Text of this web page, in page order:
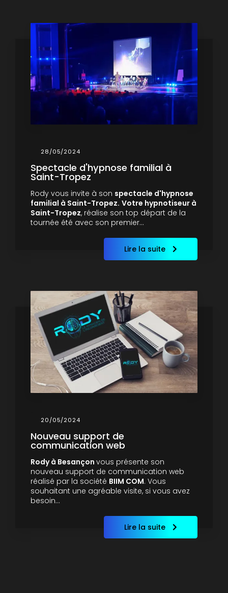
28/05/2024
Spectacle d'hypnose familial à
Saint-Tropez
Rody vous invite à son spectacle d'hypnose
familial à Saint-Tropez. Votre hypnotiseur à
Saint-Tropez, réalise son top départ de la
tournée été avec son premier…
Lire la suite
20/05/2024
Nouveau support de
communication web
Rody à Besançon vous présente son
nouveau support de communication web
réalisé par la société BIIM COM. Vous
souhaitant une agréable visite, si vous avez
besoin…
Lire la suite